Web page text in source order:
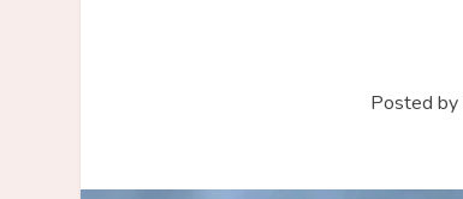
Posted by